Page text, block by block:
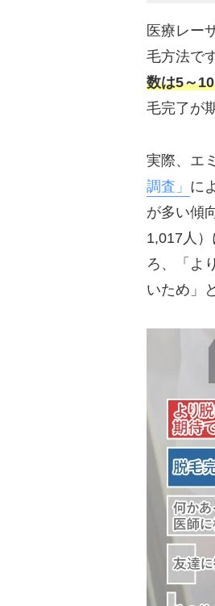
医療レー
毛方法で
数は5～
毛完了が
実際、エ
調査」 に
が多い傾
1,017人
ろ、「よ
いため」